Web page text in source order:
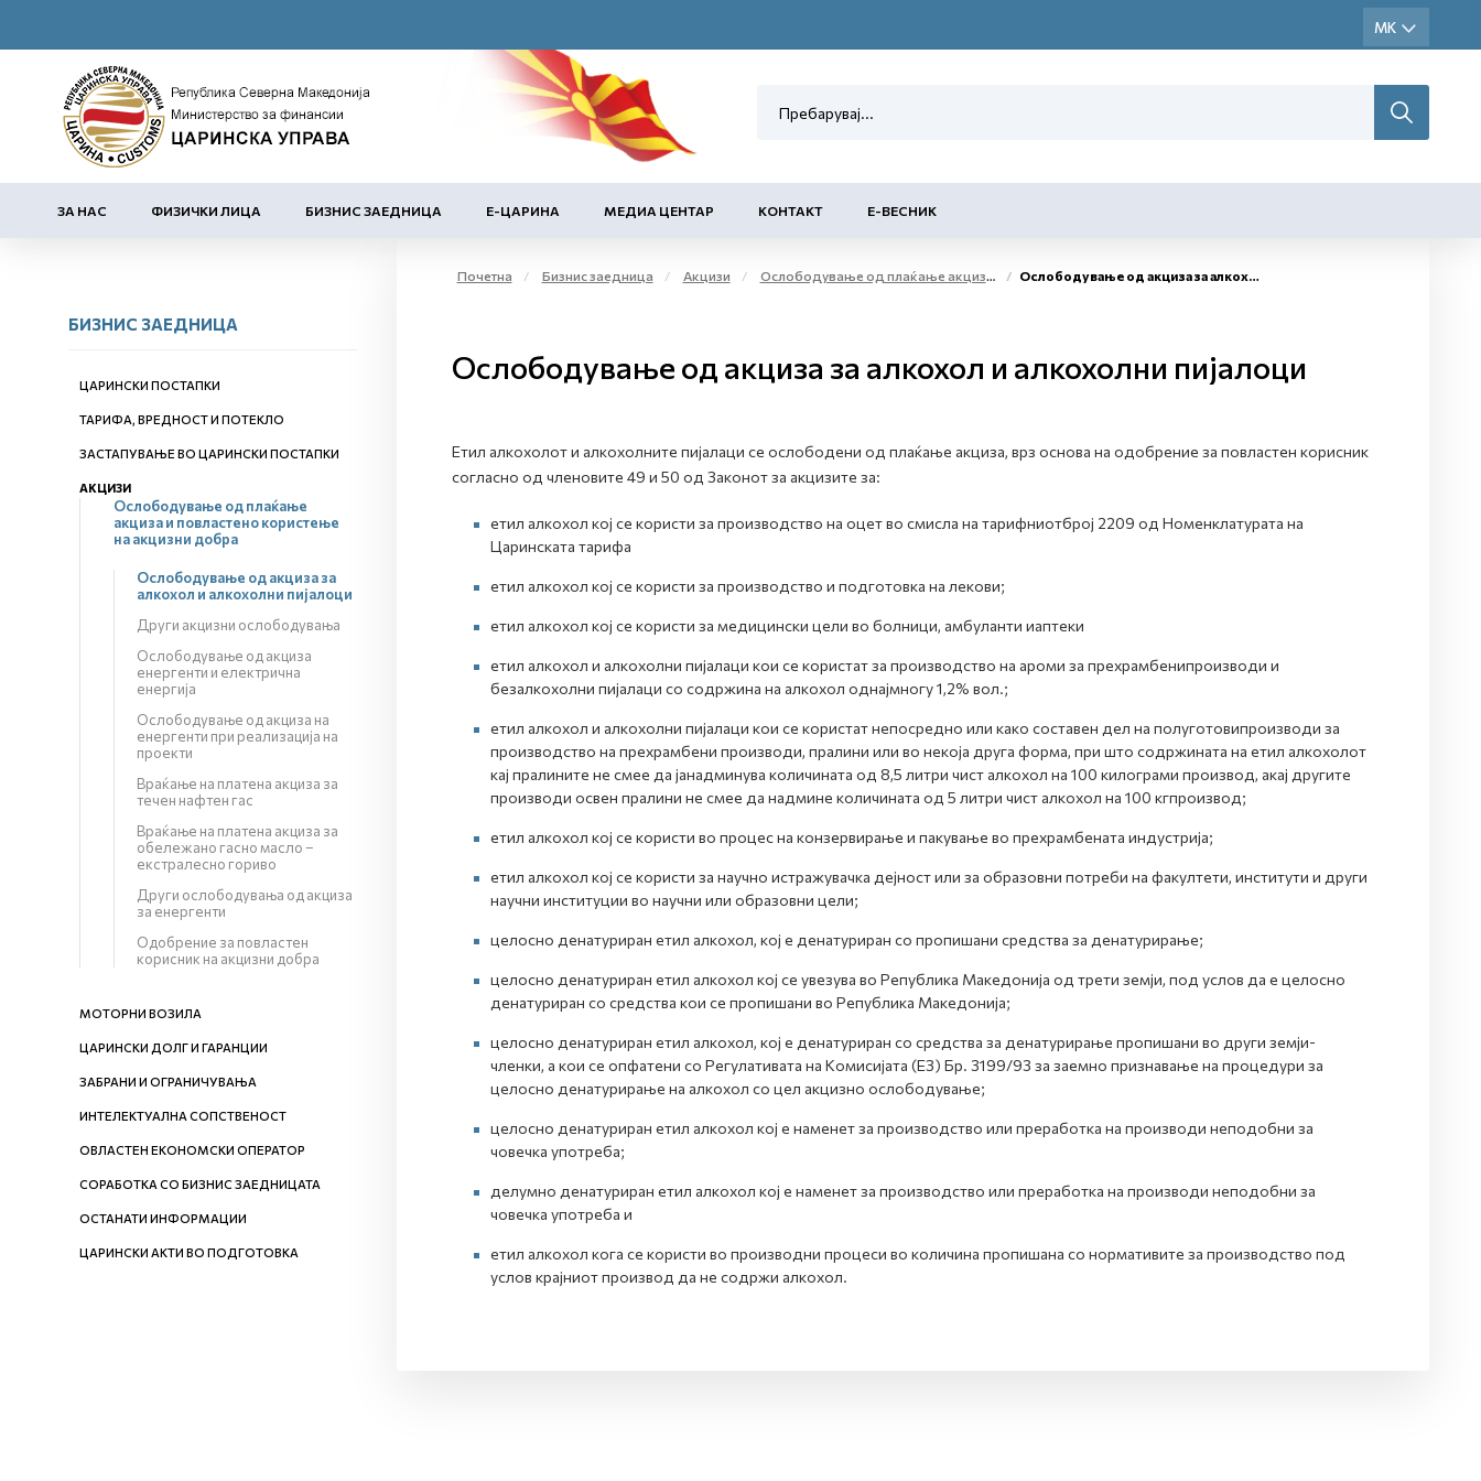
ЗА НАС ФИЗИЧКИ ЛИЦА БИЗНИС ЗАЕДНИЦА Е-ЦАРИНА МЕДИА ЦЕНТАР КОНТАКТ Е-ВЕСНИК
БИЗНИС ЗАЕДНИЦА
ЦАРИНСКИ ПОСТАПКИ
ТАРИФА, ВРЕДНОСТ И ПОТЕКЛО
ЗАСТАПУВАЊЕ ВО ЦАРИНСКИ ПОСТАПКИ
АКЦИЗИ
Ослободување од плаќање
акциза и повластено користење
на акцизни добра
Ослободување од акциза за
алкохол и алкохолни пијалоци
Други акцизни ослободувања
Ослободување од акциза
енергенти и електрична
енергија
Ослободување од акциза на
енергенти при реализација на
проекти
Враќање на платена акциза за
течен нафтен гас
Враќање на платена акциза за
обележано гасно масло –
екстралесно гориво
Други ослободувања од акциза
за енергенти
Одобрение за повластен
корисник на акцизни добра
МОТОРНИ ВОЗИЛА
ЦАРИНСКИ ДОЛГ И ГАРАНЦИИ
ЗАБРАНИ И ОГРАНИЧУВАЊА
ИНТЕЛЕКТУАЛНА СОПСТВЕНОСТ
ОВЛАСТЕН ЕКОНОМСКИ ОПЕРАТОР
СОРАБОТКА СО БИЗНИС ЗАЕДНИЦАТА
ОСТАНАТИ ИНФОРМАЦИИ
ЦАРИНСКИ АКТИ ВО ПОДГОТОВКА
Почетна Бизнис заедница Акцизи Ослободување од плаќање акциза и повластено користење на акцизни добра Ослободување од акциза за алкохол и алкохолни пијалоци
Ослободување од акциза за алкохол и алкохолни пијалоци
Етил алкохолот и алкохолните пијалаци се ослободени од плаќање акциза, врз основа на одобрение за повластен корисник
согласно од членовите 49 и 50 од Законот за акцизите за:
етил алкохол кој се користи за производство на оцет во смисла на тарифниотброј 2209 од Номенклатурата на
Царинската тарифа
етил алкохол кој се користи за производство и подготовка на лекови;
етил алкохол кој се користи за медицински цели во болници, амбуланти иаптеки
етил алкохол и алкохолни пијалаци кои се користат за производство на ароми за прехрамбенипроизводи и
безалкохолни пијалаци со содржина на алкохол однајмногу 1,2% вол.;
етил алкохол и алкохолни пијалаци кои се користат непосредно или како составен дел на полуготовипроизводи за
производство на прехрамбени производи, пралини или во некоја друга форма, при што содржината на етил алкохолот
кај пралините не смее да јанадминува количината од 8,5 литри чист алкохол на 100 килограми производ, акај другите
производи освен пралини не смее да надмине количината од 5 литри чист алкохол на 100 кгпроизвод;
етил алкохол кој се користи во процес на конзервирање и пакување во прехрамбената индустрија;
етил алкохол кој се користи за научно истражувачка дејност или за образовни потреби на факултети, институти и други
научни институции во научни или образовни цели;
целосно денатуриран етил алкохол, кој е денатуриран со пропишани средства за денатурирање;
целосно денатуриран етил алкохол кој се увезува во Република Македонија од трети земји, под услов да е целосно
денатуриран со средства кои се пропишани во Република Македонија;
целосно денатуриран етил алкохол, кој е денатуриран со средства за денатурирање пропишани во други земји-
членки, а кои се опфатени со Регулативата на Комисијата (EЗ) Бр. 3199/93 за заемно признавање на процедури за
целосно денатурирање на алкохол со цел акцизно ослободување;
целосно денатуриран етил алкохол кој е наменет за производство или преработка на производи неподобни за
човечка употреба;
делумно денатуриран етил алкохол кој е наменет за производство или преработка на производи неподобни за
човечка употреба и
етил алкохол кога се користи во производни процеси во количина пропишана со нормативите за производство под
услов крајниот производ да не содржи алкохол.